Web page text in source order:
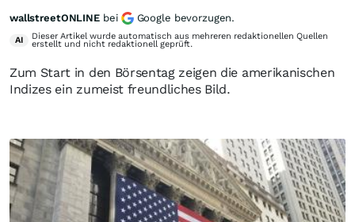
Zum Start in den Börsentag zeigen die amerikanischen
Indizes ein zumeist freundliches Bild.
wallstreetONLINE bei Google bevorzugen.
AI Dieser Artikel wurde automatisch aus mehreren redaktionellen Quellen
erstellt und nicht redaktionell geprüft.